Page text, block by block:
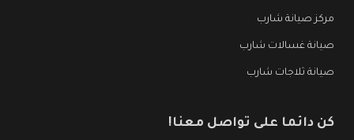
مركز صيانة شارب
صيانة غسالات شارب
صيانة ثلاجات شارب
كن دائما على تواصل معنا!